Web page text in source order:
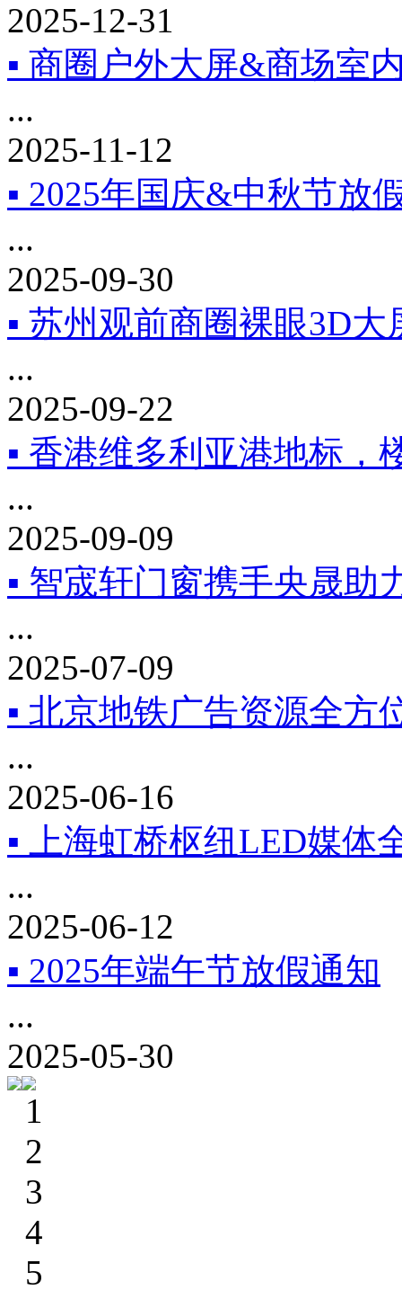
2025-12-31
▪ 商圈户外大屏&商场室
...
2025-11-12
▪ 2025年国庆&中秋节放
...
2025-09-30
▪ 苏州观前商圈裸眼3D大
...
2025-09-22
▪ 香港维多利亚港地标，
...
2025-09-09
▪ 智宬轩门窗携手央晟助
...
2025-07-09
▪ 北京地铁广告资源全方
...
2025-06-16
▪ 上海虹桥枢纽LED媒体
...
2025-06-12
▪ 2025年端午节放假通知
...
2025-05-30
1
2
3
4
5